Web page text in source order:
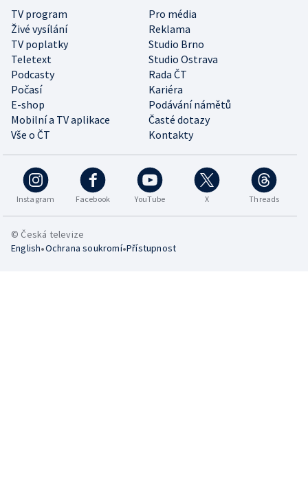
TV program
Pro média
Živé vysílání
Reklama
TV poplatky
Studio Brno
Teletext
Studio Ostrava
Podcasty
Rada ČT
Počasí
Kariéra
E-shop
Podávání námětů
Mobilní a TV aplikace
Časté dotazy
Vše o ČT
Kontakty
Instagram Facebook YouTube X Threads
© Česká televize
English•Ochrana soukromí•Přístupnost